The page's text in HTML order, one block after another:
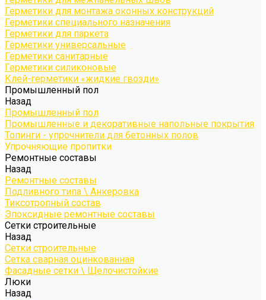
Герметики для монтажа оконных конструкций
Герметики специального назначения
Герметики для паркета
Герметики универсальные
Герметики санитарные
Герметики силиконовые
Клей-герметики «жидкие гвозди»
Промышленный пол
Назад
Промышленный пол
Промышленные и декоративные напольные покрытия
Топинги - упрочнители для бетонных полов
Упрочняющие пропитки
Ремонтные составы
Назад
Ремонтные составы
Подливного типа \ Анкеровка
Тиксотропный состав
Эпоксидные ремонтные составы
Сетки строительные
Назад
Сетки строительные
Сетка сварная оцинкованная
Фасадные сетки \ Щелочистойкие
Люки
Назад